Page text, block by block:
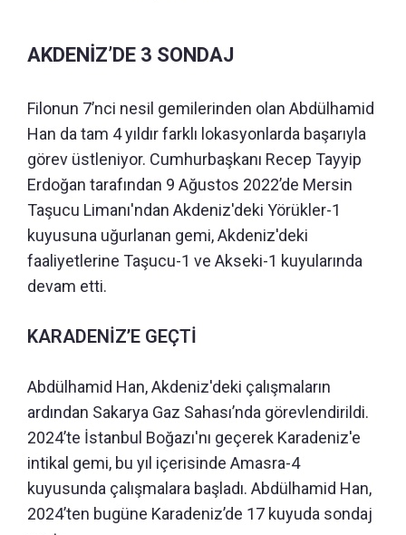
AKDENİZ’DE 3 SONDAJ
Filonun 7’nci nesil gemilerinden olan Abdülhamid
Han da tam 4 yıldır farklı lokasyonlarda başarıyla
görev üstleniyor. Cumhurbaşkanı Recep Tayyip
Erdoğan tarafından 9 Ağustos 2022’de Mersin
Taşucu Limanı'ndan Akdeniz'deki Yörükler-1
kuyusuna uğurlanan gemi, Akdeniz'deki
faaliyetlerine Taşucu-1 ve Akseki-1 kuyularında
devam etti.
KARADENİZ’E GEÇTİ
Abdülhamid Han, Akdeniz'deki çalışmaların
ardından Sakarya Gaz Sahası’nda görevlendirildi.
2024’te İstanbul Boğazı'nı geçerek Karadeniz'e
intikal gemi, bu yıl içerisinde Amasra-4
kuyusunda çalışmalara başladı. Abdülhamid Han,
2024’ten bugüne Karadeniz’de 17 kuyuda sondaj